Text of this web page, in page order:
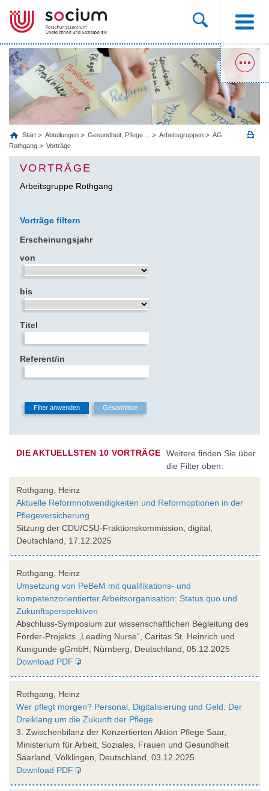
Start Abteilungen Gesundheit, Pflege ... Arbeitsgruppen
AG
Rothgang
Vorträge
VORTRÄGE
Arbeitsgruppe Rothgang
Vorträge filtern
Erscheinungsjahr
von
bis
Titel
Referent/in
DIE AKTUELLSTEN 10 VORTRÄGE
Weitere finden Sie über
die Filter oben.
Rothgang, Heinz
Aktuelle Reformnotwendigkeiten und Reformoptionen in der
Pflegeversicherung
Sitzung der CDU/CSU-Fraktionskommission, digital,
Deutschland, 17.12.2025
Rothgang, Heinz
Umsetzung von PeBeM mit qualifikations- und
kompetenzorientierter Arbeitsorganisation: Status quo und
Zukunftsperspektiven
Abschluss-Symposium zur wissenschaftlichen Begleitung des
Förder-Projekts „Leading Nurse“, Caritas St. Heinrich und
Kunigunde gGmbH, Nürnberg, Deutschland, 05.12.2025
Download PDF
Rothgang, Heinz
Wer pflegt morgen? Personal, Digitalisierung und Geld. Der
Dreiklang um die Zukunft der Pflege
3. Zwischenbilanz der Konzertierten Aktion Pflege Saar,
Ministerium für Arbeit, Soziales, Frauen und Gesundheit
Saarland, Völklingen, Deutschland, 03.12.2025
Download PDF